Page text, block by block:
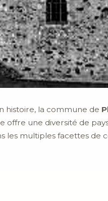
histoire, la commune de
offre une diversité de
les multiples facettes de